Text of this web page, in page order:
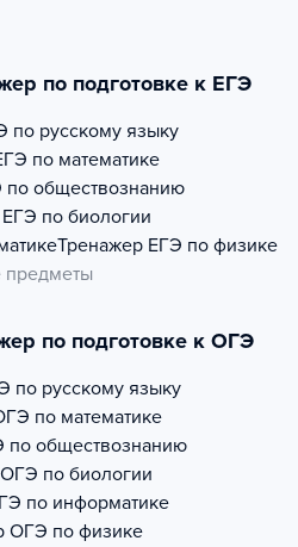
по подготовке к ЕГЭ
по русскому языку
по математике
по обществознанию
ЕГЭ по биологии
Тренажер ЕГЭ по физике
предметы
по подготовке к ОГЭ
по русскому языку
по математике
по обществознанию
ОГЭ по биологии
по информатике
ОГЭ по физике